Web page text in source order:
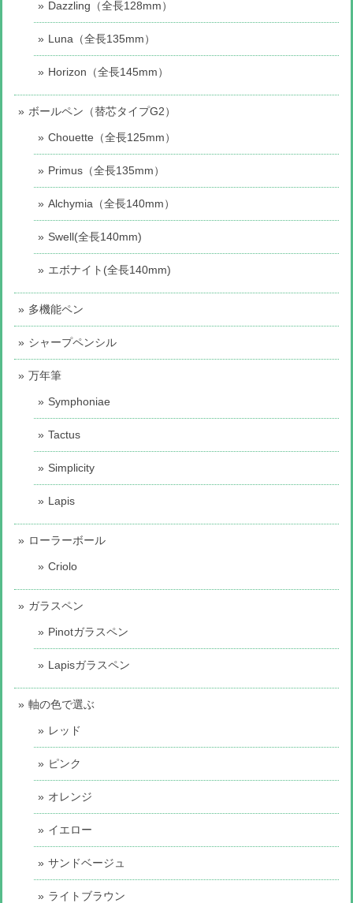
Dazzling（全長128mm）
Luna（全長135mm）
Horizon（全長145mm）
ボールペン（替芯タイプG2）
Chouette（全長125mm）
Primus（全長135mm）
Alchymia（全長140mm）
Swell(全長140mm)
エボナイト(全長140mm)
多機能ペン
シャープペンシル
万年筆
Symphoniae
Tactus
Simplicity
Lapis
ローラーボール
Criolo
ガラスペン
Pinotガラスペン
Lapisガラスペン
軸の色で選ぶ
レッド
ピンク
オレンジ
イエロー
サンドベージュ
ライトブラウン